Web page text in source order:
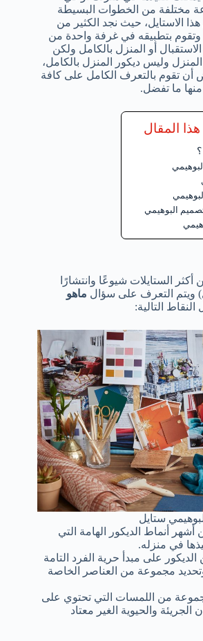
مختلفة من الخطوات البسيطة
الاستايل، حيث نجد الكثير من
وتقوم بتطبيقه في غرفة واحدة من
أو المنزل بالكامل ولكن
وليس ديكور المنزل بالكامل،
أن تقوم بالتعرف الكامل على كافة
منها ما تفضل.
المقال
البوهيمي
أكثر الستايلات شيوعًا وانتشارًا
ويتم التعرف على سؤال ماهو
التالية:
ستايل
أشهر أنماط الديكور الهامة التي
في منزله.
الديكور على مبدأ حرية الفرد التامة
مجموعة من العناصر الخاصة
من اللمسات التي تحتوي على
والحيوية الغير معتاد